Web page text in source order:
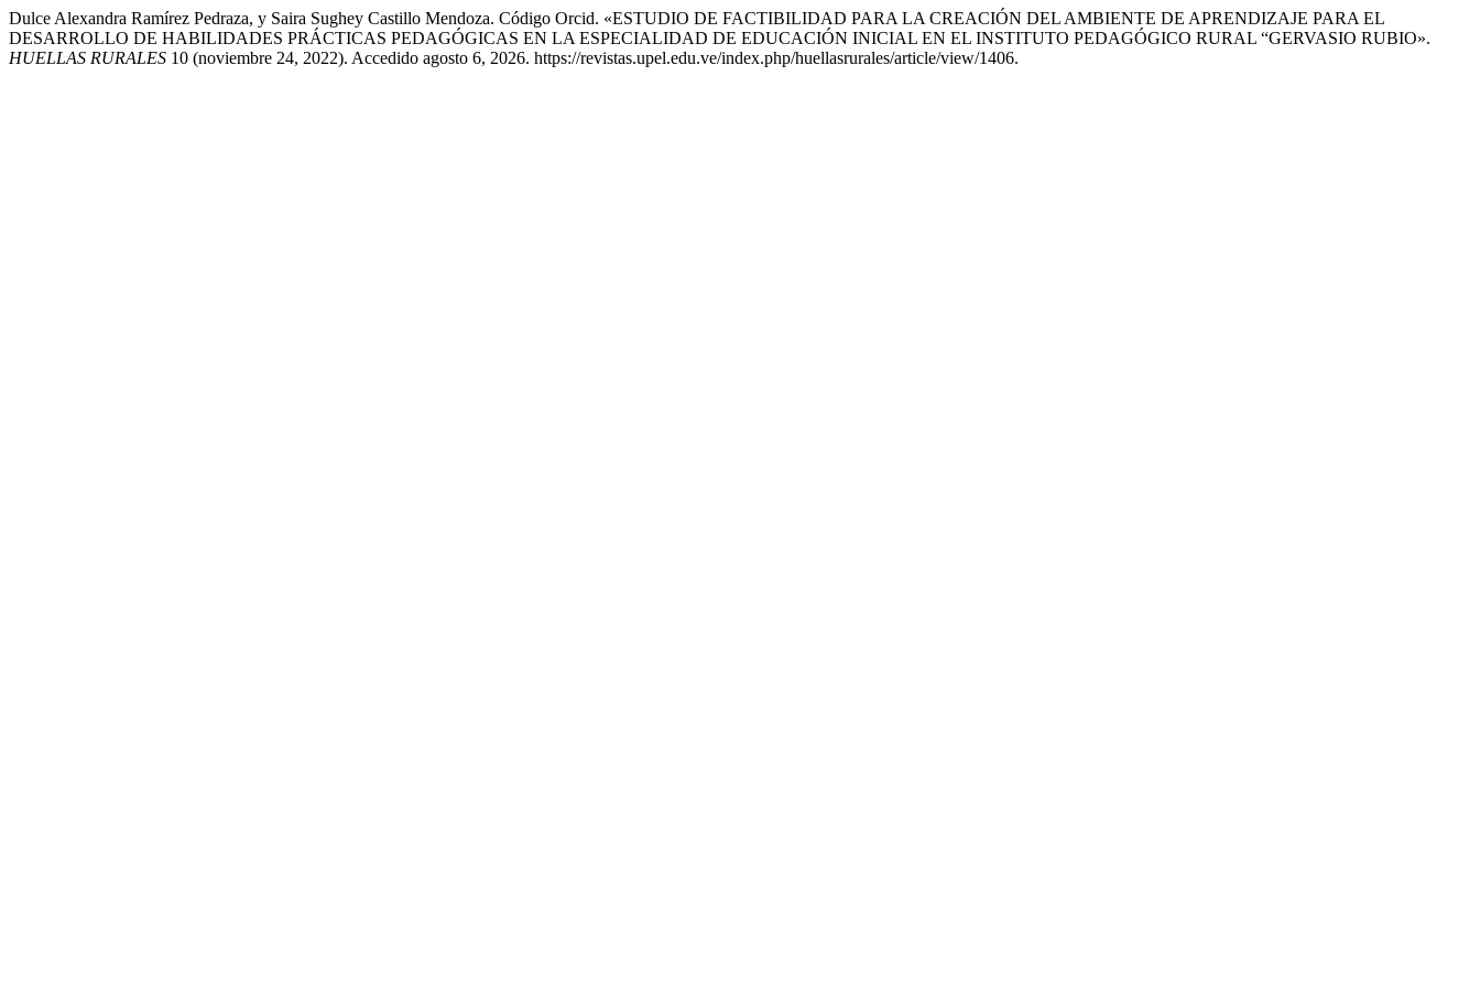
Dulce Alexandra Ramírez Pedraza, y Saira Sughey Castillo Mendoza. Código Orcid. «ESTUDIO DE FACTIBILIDAD PARA LA CREACIÓN DEL AMBIENTE DE APRENDIZAJE PARA EL
DESARROLLO DE HABILIDADES PRÁCTICAS PEDAGÓGICAS EN LA ESPECIALIDAD DE EDUCACIÓN INICIAL EN EL INSTITUTO PEDAGÓGICO RURAL “GERVASIO RUBIO».
HUELLAS RURALES 10 (noviembre 24, 2022). Accedido agosto 6, 2026. https://revistas.upel.edu.ve/index.php/huellasrurales/article/view/1406.